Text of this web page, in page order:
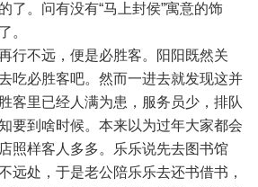
了。问有没有“马上封侯”寓意的饰
。
行不远，便是必胜客。阳阳既然关
吃必胜客吧。然而一进去就发现这并
客里已经人满为患，服务员少，排队
要到啥时候。本来以为过年大家都会
照样客人多多。乐乐说先去图书馆
远处，于是老公陪乐乐去还书借书，